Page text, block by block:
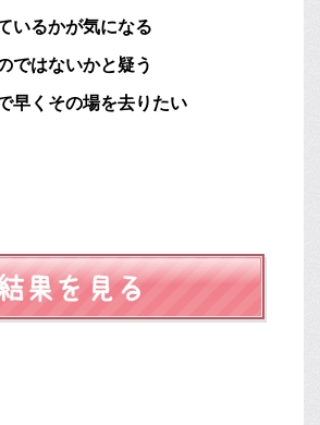
いるかが気になる
ではないかと疑う
早くその場を去りたい